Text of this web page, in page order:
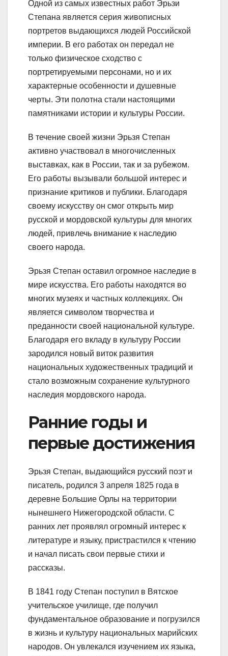
Одной из самых известных работ Эрьзи
Степана является серия живописных
портретов выдающихся людей Российской
империи. В его работах он передал не
только физическое сходство с
портретируемыми персонами, но и их
характерные особенности и душевные
черты. Эти полотна стали настоящими
памятниками истории и культуры России.
В течение своей жизни Эрьзя Степан
активно участвовал в многочисленных
выставках, как в России, так и за рубежом.
Его работы вызывали большой интерес и
признание критиков и публики. Благодаря
своему искусству он смог открыть мир
русской и мордовской культуры для многих
людей, привлечь внимание к наследию
своего народа.
Эрьзя Степан оставил огромное наследие в
мире искусства. Его работы находятся во
многих музеях и частных коллекциях. Он
является символом творчества и
преданности своей национальной культуре.
Благодаря его вкладу в культуру России
зародился новый виток развития
национальных художественных традиций и
стало возможным сохранение культурного
наследия мордовского народа.
Ранние годы и
первые достижения
Эрьзя Степан, выдающийся русский поэт и
писатель, родился 3 апреля 1825 года в
деревне Большие Орлы на территории
нынешнего Нижегородской области. С
ранних лет проявлял огромный интерес к
литературе и языку, пристрастился к чтению
и начал писать свои первые стихи и
рассказы.
В 1841 году Степан поступил в Вятское
учительское училище, где получил
фундаментальное образование и погрузился
в жизнь и культуру национальных марийских
народов. Он увлекался изучением их языка,